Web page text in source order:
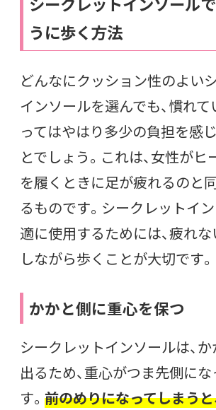
うに歩く方法
どんなにクッション性のよい
インソールを選んでも、慣れ
ってはやはり多少の負担を感
とでしょう。これは、女性が
を履くときに足が疲れるのと
るものです。シークレットイ
適に使用するためには、疲れ
しながら歩くことが大切です。
かかと側に重心を保つ
シークレットインソールは、
出るため、重心がつま先側に
す。 前のめりになってしまうと